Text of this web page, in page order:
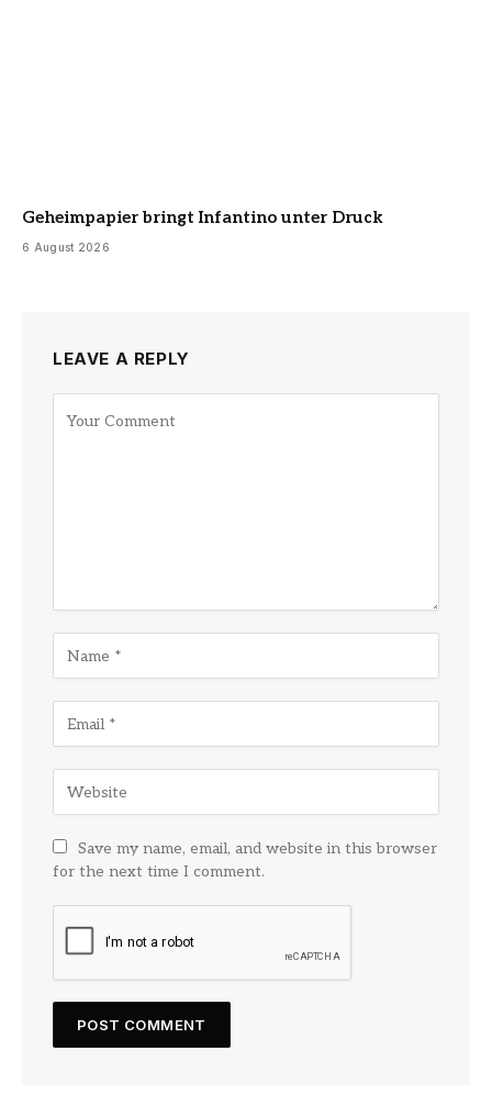
Geheimpapier bringt Infantino unter Druck
6 August 2026
LEAVE A REPLY
Save my name, email, and website in this browser
for the next time I comment.